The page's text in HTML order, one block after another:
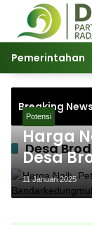
Langsung
konten
Pemerintahan
Breaking News
Akademik
Desa
Potensi
Harga
Desa
11 Januari 2025